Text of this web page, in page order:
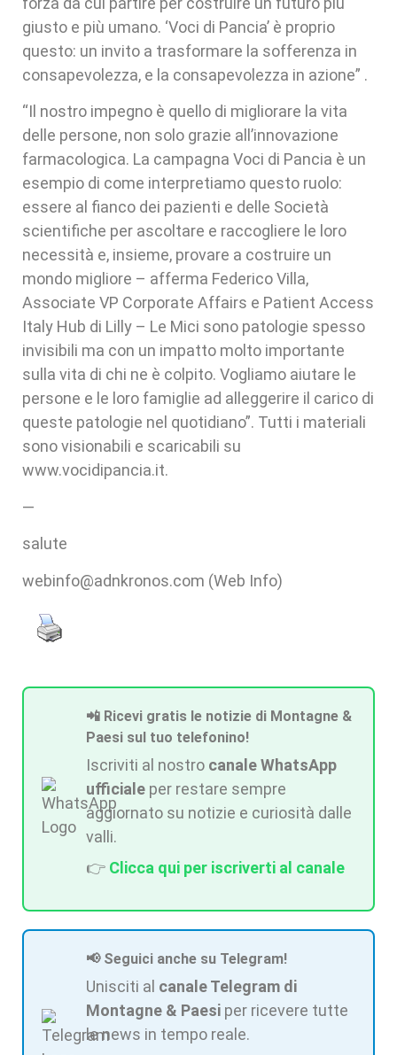
giusto e più umano. ‘Voci di Pancia’ è proprio
questo: un invito a trasformare la sofferenza in
consapevolezza, e la consapevolezza in azione” .
“Il nostro impegno è quello di migliorare la vita
delle persone, non solo grazie all’innovazione
farmacologica. La campagna Voci di Pancia è un
esempio di come interpretiamo questo ruolo:
essere al fianco dei pazienti e delle Società
scientifiche per ascoltare e raccogliere le loro
necessità e, insieme, provare a costruire un
mondo migliore – afferma Federico Villa,
Associate VP Corporate Affairs e Patient Access
Italy Hub di Lilly – Le Mici sono patologie spesso
invisibili ma con un impatto molto importante
sulla vita di chi ne è colpito. Vogliamo aiutare le
persone e le loro famiglie ad alleggerire il carico di
queste patologie nel quotidiano”. Tutti i materiali
sono visionabili e scaricabili su
www.vocidipancia.it.
—
salute
webinfo@adnkronos.com (Web Info)
📲 Ricevi gratis le notizie di Montagne &
Paesi sul tuo telefonino!
Iscriviti al nostro canale WhatsApp
ufficiale per restare sempre
aggiornato su notizie e curiosità dalle
valli.
👉 Clicca qui per iscriverti al canale
📢 Seguici anche su Telegram!
Unisciti al canale Telegram di
Montagne & Paesi per ricevere tutte
le news in tempo reale.